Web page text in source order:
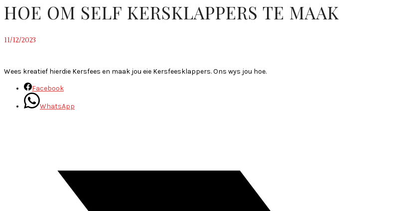
HOE OM SELF KERSKLAPPERS TE MAAK
11/12/2023
Wees kreatief hierdie Kersfees en maak jou eie Kersfeesklappers. Ons wys jou hoe.
Facebook
WhatsApp